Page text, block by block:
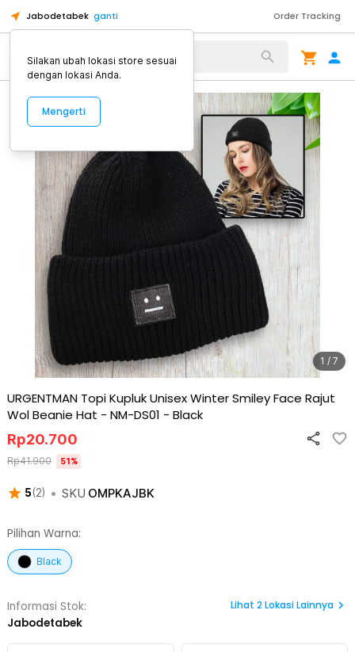
Jabodetabek ganti Order Tracking
Alat Kopi
1 / 7
URGENTMAN Topi Kupluk Unisex Winter Smiley Face Rajut
Wol Beanie Hat - NM-DS01 - Black
5(2) • SKU OMPKAJBK
Rp20.700
Rp41.900 51%
Pilihan Warna:
Black
Informasi Stok:
Jabodetabek
Lihat 2Lokasi Lainnya
Silakan ubah lokasi store sesuai
dengan lokasi Anda.
Mengerti